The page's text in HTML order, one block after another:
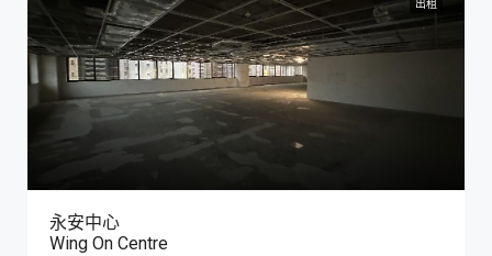
出租
永安中心
Wing On Centre